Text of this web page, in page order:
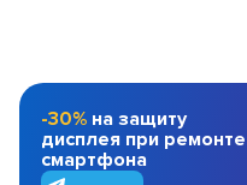
-30% на защиту
дисплея при ремонте
смартфона